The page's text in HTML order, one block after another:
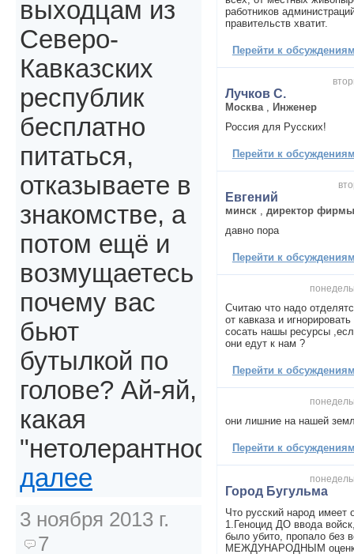
работников
правительств хватит.
Перейти к
Лучков С.
Москва
Инженер
Россия для Русских!
Перейти к
Евгений
минск
директор фирмы
давно пора
Перейти к
Считаю что надо
от кавказа и
сосать нашы ресурсы
они едут к нам ?
Перейти к
они лишние на нашей
Перейти к
Город Бугульма
Что русский народ имеет
1.Геноцид ДО ввода
было убито, пропало без
МЕЖДУНАРОДНЫМ
выходцам из
Северо-
Кавказских
республик
бесплатно
питаться,
отказываете в
знакомстве, а
потом ещё и
возмущаетесь
почему вас
бьют
бутылкой по
голове? Ай-яй,
какая
"нетолерантность".
далее
3 ноября 2013 г.
7